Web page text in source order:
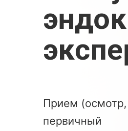
Прием (осмотр,
первичный